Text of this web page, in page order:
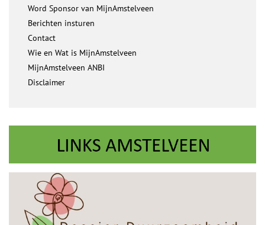
Word Sponsor van MijnAmstelveen
Berichten insturen
Contact
Wie en Wat is MijnAmstelveen
MijnAmstelveen ANBI
Disclaimer